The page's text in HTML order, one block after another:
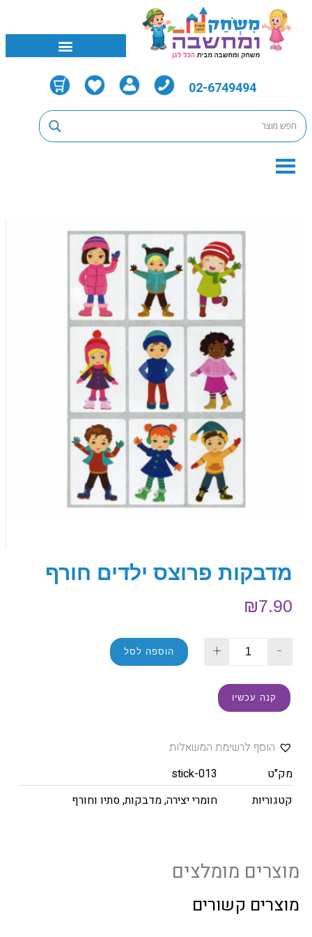
02-6749494
מדבקות פרוצס ילדים חורף
₪7.90
-
+ הוספה לסל
קנה עכשיו
הוסף לרשימת המשאלות
מק"ט
stick-013
קטגוריות
חומרי יצירה,מדבקות,סתיו וחורף
מוצרים מומלצים
מוצרים קשורים